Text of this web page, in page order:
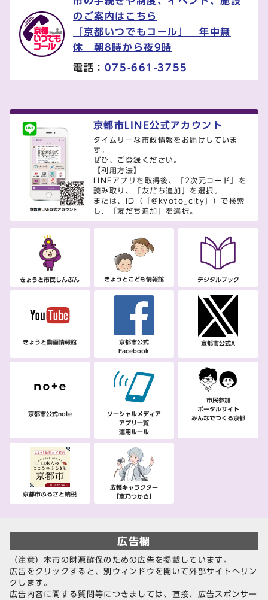
のご案内はこちら
「京都いつでもコール」 年中無
休 朝8時から夜9時
電話： 075-661-3755
京都市LINE公式アカウント
タイムリーな市政情報をお届けしていま
す。
ぜひ、ご登録ください。
【利用方法】
LINEアプリを取得後、「2次元コード」を
読み取り、「友だち追加」を選択。
または、ID（「@kyoto_city」）で検索
し、「友だち追加」を選択。
きょうと市民しんぶん きょうとこども情報館 デジタルブック
きょうと動画情報館
京都市公式
Facebook
京都市公式X
京都市公式note
ソーシャルメディア
アプリ一覧
運用ルール
市民参加
ポータルサイト
みんなでつくる京都
京都市ふるさと納税
広報キャラクター
「京乃つかさ」
広告欄
（注意）本市の財源確保のための広告を掲載しています。
広告をクリックすると、別ウィンドウを開いて外部サイトへリン
クします。
広告内容に関する質問等につきましては、直接、広告スポンサー